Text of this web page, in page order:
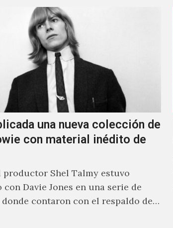
una nueva colección de
con material inédito de
productor Shel Talmy estuvo
con Davie Jones en una serie de
contaron con el respaldo de